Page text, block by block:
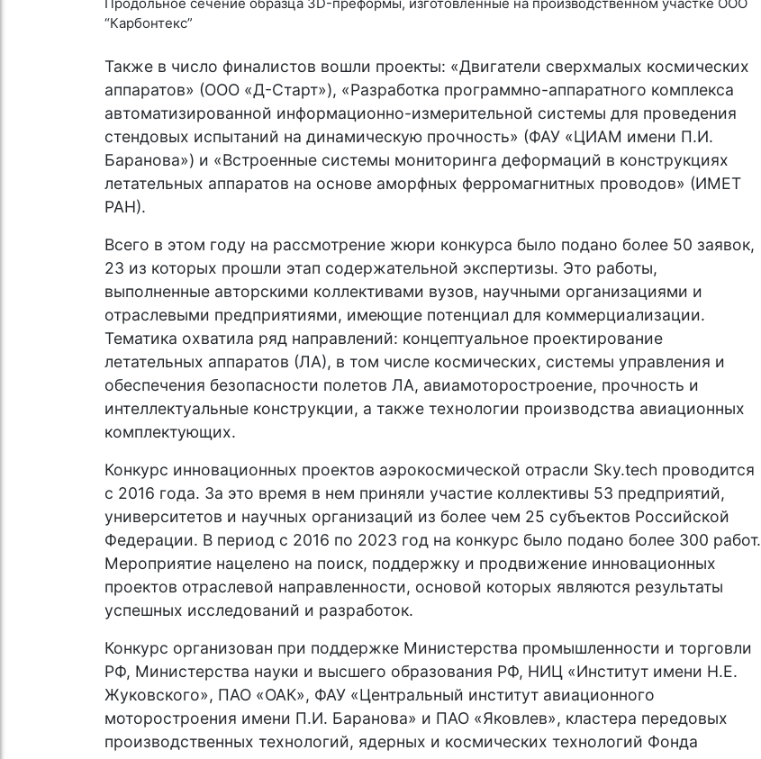
Продольное сечение образца 3D-преформы, изготовленные на производственном участке ООО
“Карбонтекс”
Также в число финалистов вошли проекты: «Двигатели сверхмалых космических
аппаратов» (ООО «Д-Старт»), «Разработка программно-аппаратного комплекса
автоматизированной информационно-измерительной системы для проведения
стендовых испытаний на динамическую прочность» (ФАУ «ЦИАМ имени П.И.
Баранова») и «Встроенные системы мониторинга деформаций в конструкциях
летательных аппаратов на основе аморфных ферромагнитных проводов» (ИМЕТ
РАН).
Всего в этом году на рассмотрение жюри конкурса было подано более 50 заявок,
23 из которых прошли этап содержательной экспертизы. Это работы,
выполненные авторскими коллективами вузов, научными организациями и
отраслевыми предприятиями, имеющие потенциал для коммерциализации.
Тематика охватила ряд направлений: концептуальное проектирование
летательных аппаратов (ЛА), в том числе космических, системы управления и
обеспечения безопасности полетов ЛА, авиамоторостроение, прочность и
интеллектуальные конструкции, а также технологии производства авиационных
комплектующих.
Конкурс инновационных проектов аэрокосмической отрасли Sky.tech проводится
с 2016 года. За это время в нем приняли участие коллективы 53 предприятий,
университетов и научных организаций из более чем 25 субъектов Российской
Федерации. В период с 2016 по 2023 год на конкурс было подано более 300 работ.
Мероприятие нацелено на поиск, поддержку и продвижение инновационных
проектов отраслевой направленности, основой которых являются результаты
успешных исследований и разработок.
Конкурс организован при поддержке Министерства промышленности и торговли
РФ, Министерства науки и высшего образования РФ, НИЦ «Институт имени Н.Е.
Жуковского», ПАО «ОАК», ФАУ «Центральный институт авиационного
моторостроения имени П.И. Баранова» и ПАО «Яковлев», кластера передовых
производственных технологий, ядерных и космических технологий Фонда